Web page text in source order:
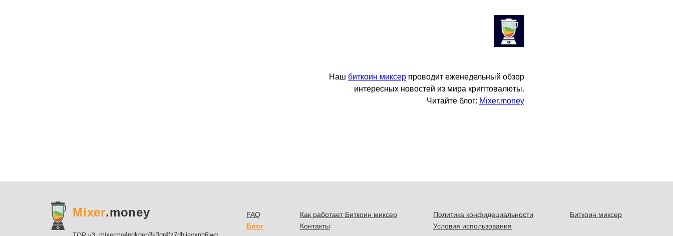
Наш биткоин миксер проводит еженедельный обзор
интересных новостей из мира криптовалюты.
Читайте блог: Mixer.money
Mixer.money
FAQ
Блог
Как работает Биткоин миксер
Контакты
Политика конфидециальности
Условия использования
Биткоин миксер